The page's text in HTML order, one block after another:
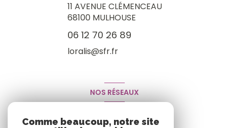
11 AVENUE CLÉMENCEAU
68100 MULHOUSE
06 12 70 26 89
loralis@sfr.fr
NOS RÉSEAUX
Comme beaucoup, notre site